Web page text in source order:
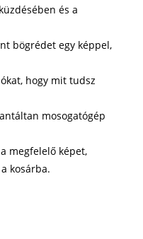
és a
bögrédet egy képpel,
hogy mit tudsz
mosogatógép
megfelelő képet,
kosárba.